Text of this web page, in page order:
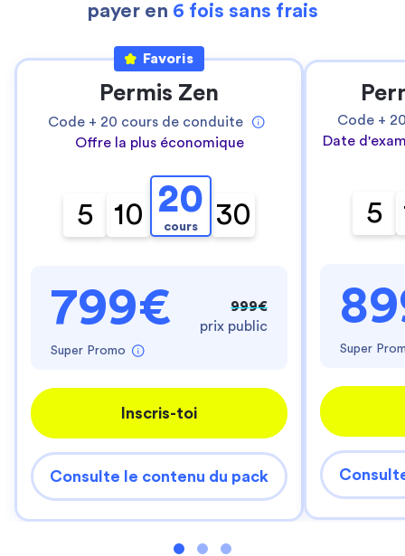
payer en 6 fois sans frais
Favoris
Permis Zen
Code + 20 cours de conduite
Offre la plus économique
5 10 20
cours 30
799€
Super Promo
999€
prix public
Inscris-toi
Consulte le contenu du pack
Code +
Date
5
Super